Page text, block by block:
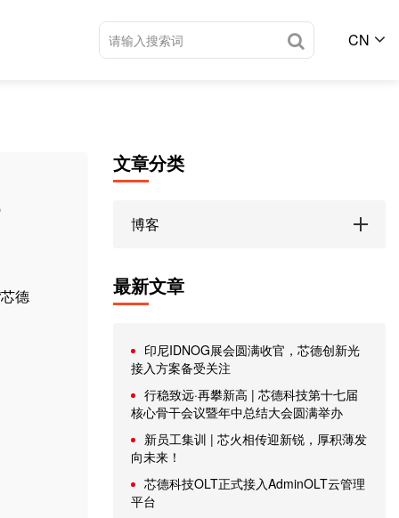
CN
德
文章分类
博客
最新文章
印尼IDNOG展会圆满收官，芯德创新光
接入方案备受关注
行稳致远·再攀新高 | 芯德科技第十七届
核心骨干会议暨年中总结大会圆满举办
新员工集训 | 芯火相传迎新锐，厚积薄发
向未来！
芯德科技OLT正式接入AdminOLT云管理
平台